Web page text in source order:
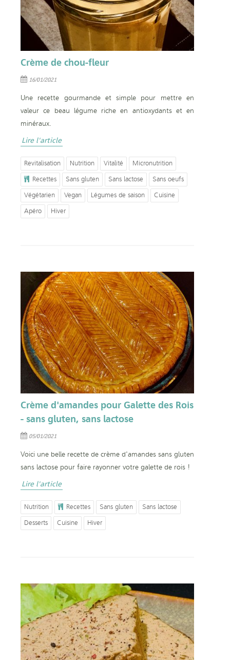
Crème de chou-fleur
16/01/2021
Une recette gourmande et simple pour mettre en
valeur ce beau légume riche en antioxydants et en
minéraux.
Lire l'article
Revitalisation Nutrition Vitalité
Micronutrition
Recettes
Sans gluten Sans lactose
Sans oeufs
Végétarien
Vegan Légumes de saison
Cuisine
Apéro
Hiver
Crème d'amandes pour Galette des Rois
- sans gluten, sans lactose
05/01/2021
Voici une belle recette de crème d'amandes sans gluten
sans lactose pour faire rayonner votre galette de rois !
Lire l'article
Nutrition Recettes Sans gluten
Sans lactose
Desserts
Cuisine Hiver